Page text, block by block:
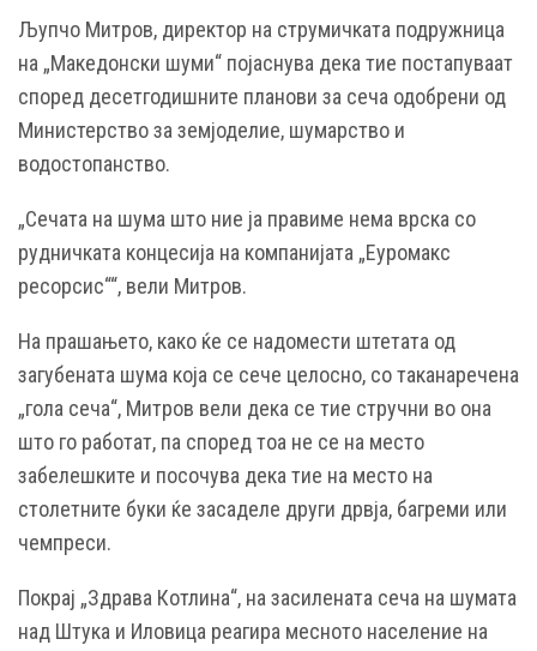
Љупчо Митров, директор на струмичката подружница
на „Македонски шуми“ појаснува дека тие постапуваат
според десетгодишните планови за сеча одобрени од
Министерство за земјоделие, шумарство и
водостопанство.
„Сечата на шума што ние ја правиме нема врска со
рудничката концесија на компанијата „Еуромакс
ресорсис““, вели Митров.
На прашањето, како ќе се надомести штетата од
загубената шума која се сече целосно, со таканаречена
„гола сеча“, Митров вели дека се тие стручни во она
што го работат, па според тоа не се на место
забелешките и посочува дека тие на место на
столетните буки ќе засаделе други дрвја, багреми или
чемпреси.
Покрај „Здрава Котлина“, на засилената сеча на шумата
над Штука и Иловица реагира месното население на